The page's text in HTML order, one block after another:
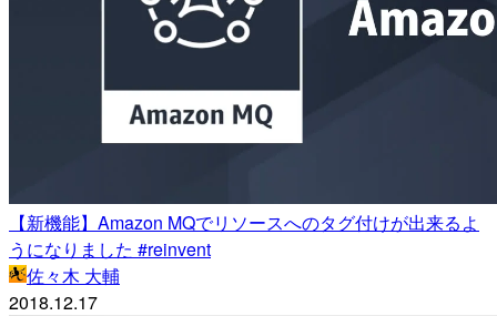
【新機能】Amazon MQでリソースへのタグ付けが出来るよ
うになりました #reinvent
佐々木 大輔
2018.12.17